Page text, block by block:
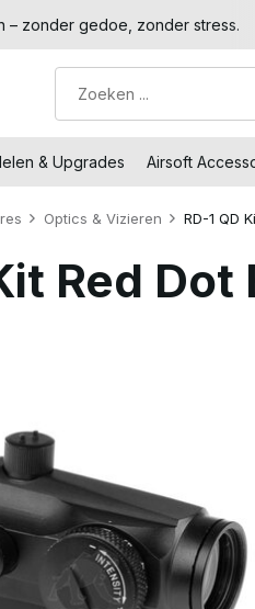
stress. Shop met voordeel –
& Upgrades Airsoft
Optics & Vizieren RD-1 QD
Red Dot